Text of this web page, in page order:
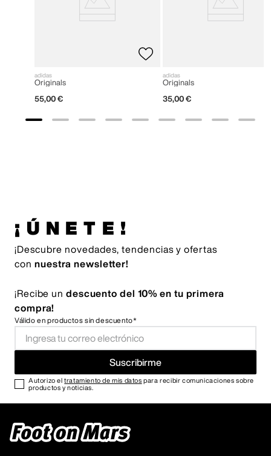
adidas
Originals
55,00 €
adidas
Originals
35,00 €
¡ÚNETE!
¡Descubre novedades, tendencias y ofertas
con nuestra newsletter!
¡Recibe un descuento del 10% en tu primera
compra!
Válido en productos sin descuento*
Suscribirme
Autorizo eltratamiento de mis datos para recibir comunicaciones sobre
productos y noticias.